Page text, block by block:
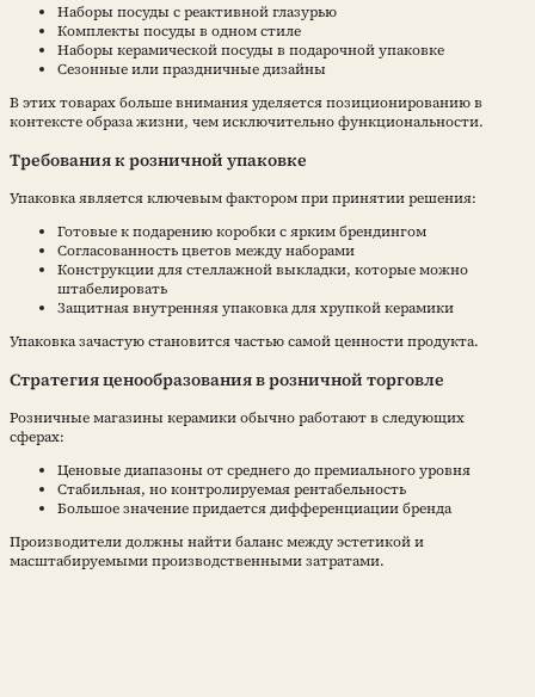
Наборы посуды с реактивной глазурью
Комплекты посуды в одном стиле
Наборы керамической посуды в подарочной упаковке
Сезонные или праздничные дизайны
В этих товарах больше внимания уделяется позиционированию в
контексте образа жизни, чем исключительно функциональности.
Требования к розничной упаковке
Упаковка является ключевым фактором при принятии решения:
Готовые к подарению коробки с ярким брендингом
Согласованность цветов между наборами
Конструкции для стеллажной выкладки, которые можно
штабелировать
Защитная внутренняя упаковка для хрупкой керамики
Упаковка зачастую становится частью самой ценности продукта.
Стратегия ценообразования в розничной торговле
Розничные магазины керамики обычно работают в следующих
сферах:
Ценовые диапазоны от среднего до премиального уровня
Стабильная, но контролируемая рентабельность
Большое значение придается дифференциации бренда
Производители должны найти баланс между эстетикой и
масштабируемыми производственными затратами.